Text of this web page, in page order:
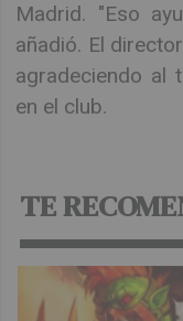
Madrid. "Eso
añadió. El
agradeciendo al
en el club.
TE